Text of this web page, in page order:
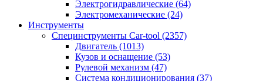
Электрогидравлические (64)
Электромеханические (24)
Инструменты
Специнструменты Car-tool (2357)
Двигатель (1013)
Кузов и оснащение (53)
Рулевой механизм (47)
Система кондиционирования (37)